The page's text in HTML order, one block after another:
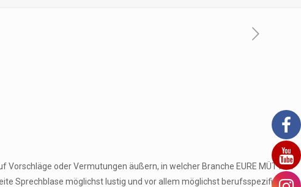
oder Vermutungen äußern, in welcher Branche EURE MÜTTER
Sprechblase möglichst lustig und vor allem möglichst berufsspezifisch